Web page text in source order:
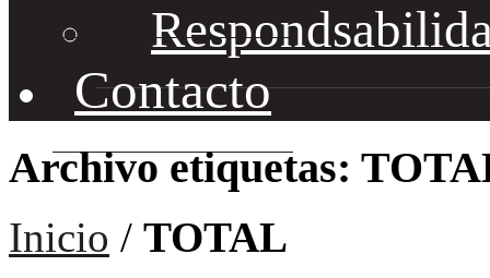
Contacto
Archivo etiquetas:
Inicio / TOTAL